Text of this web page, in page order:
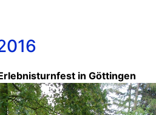
in Göttingen